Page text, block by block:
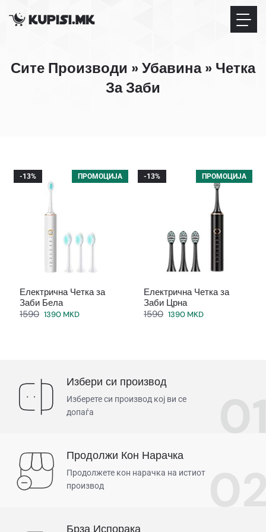
Сите Производи »Убавина» Четка
За Заби
Електрична Четка за
Заби Бела
1590 1390 MKD
-13% ПРОМОЦИЈА
Електрична Четка за
Заби Црна
1590 1390 MKD
-13% ПРОМОЦИЈА
Избери си производ
Изберете си производ кој ви се
допаѓа
Продолжи Кон Нарачка
Продолжете кон нарачка на истиот
производ
Брза Испорака